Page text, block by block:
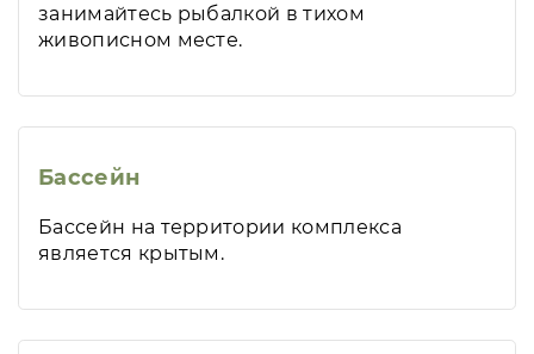
занимайтесь рыбалкой в тихом
живописном месте.
Бассейн
Бассейн на территории комплекса
является крытым.